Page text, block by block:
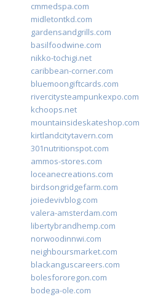
cmmedspa.com
midletontkd.com
gardensandgrills.com
basilfoodwine.com
nikko-tochigi.net
caribbean-corner.com
bluemoongiftcards.com
rivercitysteampunkexpo.com
kchoops.net
mountainsideskateshop.com
kirtlandcitytavern.com
301nutritionspot.com
ammos-stores.com
loceanecreations.com
birdsongridgefarm.com
joiedevivblog.com
valera-amsterdam.com
libertybrandhemp.com
norwoodinnwi.com
neighboursmarket.com
blackanguscareers.com
bolesfororegon.com
bodega-ole.com